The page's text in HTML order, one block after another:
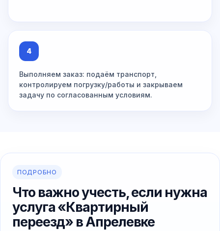
4
Выполняем заказ: подаём транспорт,
контролируем погрузку/работы и закрываем
задачу по согласованным условиям.
ПОДРОБНО
Что важно учесть, если нужна
услуга «Квартирный
переезд» в Апрелевке